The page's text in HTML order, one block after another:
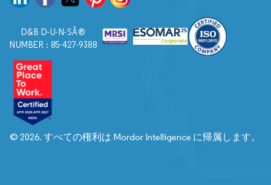
D&B D-U-N-SÂ®
NUMBER : 85-427-9388
© 2026. すべての権利は Mordor Intelligence に帰属します。